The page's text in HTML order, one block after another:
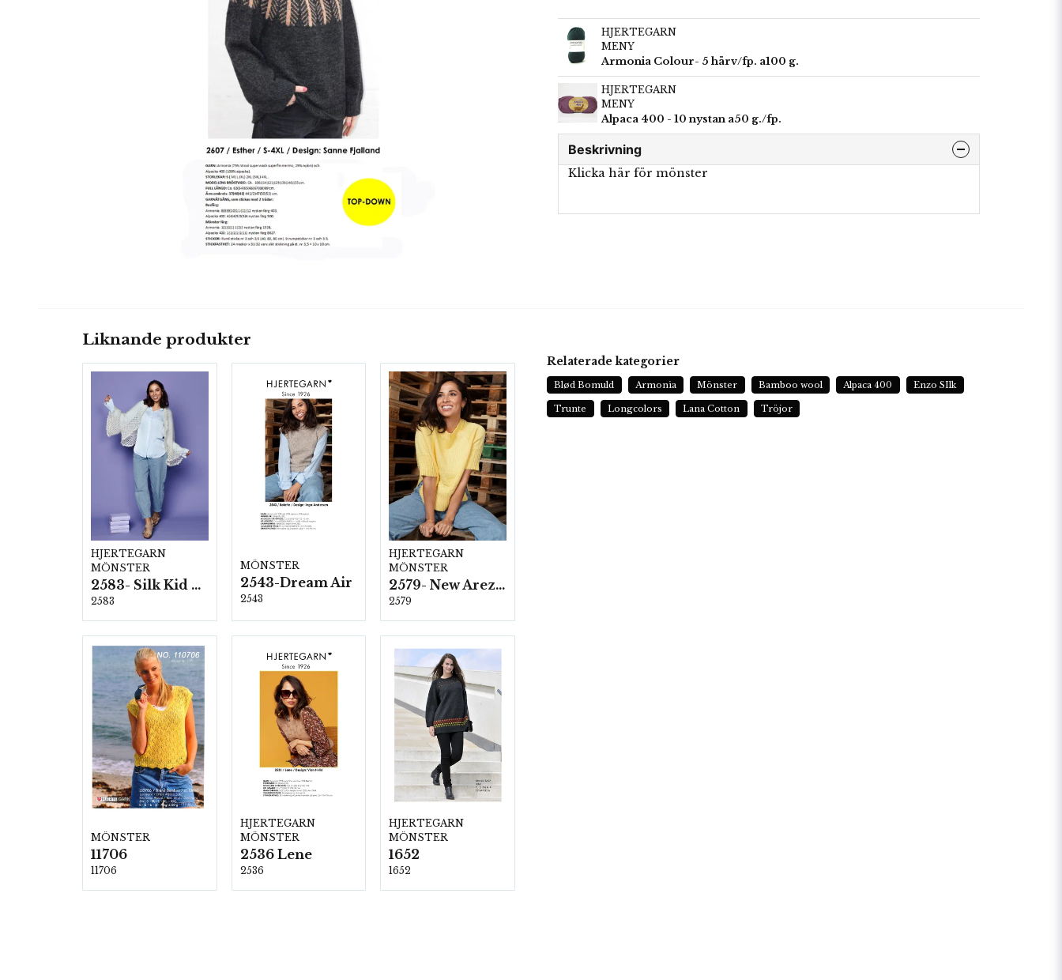
HJERTEGARN
MENY
Armonia Colour- 5 härv/fp. a100 g.
HJERTEGARN
MENY
Alpaca 400 - 10 nystan a50 g./fp.
Beskrivning
Klicka här för mönster
Liknande produkter
HJERTEGARN
MÖNSTER
2583- Silk Kid Mohair
2583
MÖNSTER
2543-Dream Air
2543
HJERTEGARN
MÖNSTER
2579- New Arezzo
2579
MÖNSTER
11706
11706
HJERTEGARN
MÖNSTER
2536 Lene
2536
HJERTEGARN
MÖNSTER
1652
1652
Relaterade kategorier
Blød Bomuld Armonia Mönster Bamboo wool Alpaca 400 Enzo SIlk
Trunte Longcolors Lana Cotton Tröjor